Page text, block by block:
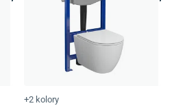
+2 kolory